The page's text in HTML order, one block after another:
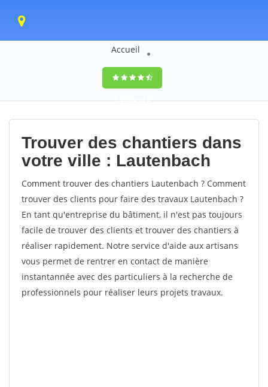
Accueil
9,5(100%)0
votes
Trouver des chantiers dans
votre ville : Lautenbach
Comment trouver des chantiers Lautenbach ? Comment
trouver des clients pour faire des travaux Lautenbach ?
En tant qu'entreprise du bâtiment, il n'est pas toujours
facile de trouver des clients et trouver des chantiers à
réaliser rapidement. Notre service d'aide aux artisans
vous permet de rentrer en contact de manière
instantannée avec des particuliers à la recherche de
professionnels pour réaliser leurs projets travaux.